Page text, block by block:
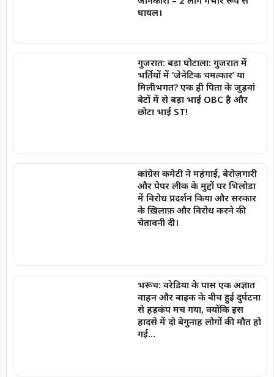
घायल।
गुजरात: बड़ा घोटाला: गुजरात में
भर्तियों में ‘जेनेटिक चमत्कार’ या
मिलीभगत? एक ही पिता के जुड़वां
बेटों में से बड़ा भाई OBC है और
छोटा भाई ST!
कांग्रेस कमेटी ने महंगाई, बेरोज़गारी
और पेपर लीक के मुद्दों पर भिलोडा
में विरोध प्रदर्शन किया और सरकार
के ख़िलाफ़ और विरोध करने की
चेतावनी दी।
भरूच: वरेडिया के पास एक अज्ञात
वाहन और बाइक के बीच हुई दुर्घटना
से हड़कंप मच गया, क्योंकि इस
हादसे में दो बेगुनाह लोगों की मौत हो
गई…